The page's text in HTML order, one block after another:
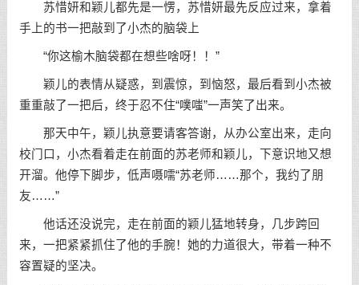
苏惜妍和颖儿都先是一愣，苏惜妍最先反应过来，拿着
手上的书一把敲到了小杰的脑袋上
“你这榆木脑袋都在想些啥呀！！”
颖儿的表情从疑惑，到震惊，到恼怒，最后看到小杰被
重重敲了一把后，终于忍不住“噗嗤”一声笑了出来。
那天中午，颖儿执意要请客答谢，从办公室出来，走向
校门口，小杰看着走在前面的苏老师和颖儿，下意识地又想
开溜。他停下脚步，低声嗫嚅“苏老师……那个，我约了朋
友……”
他话还没说完，走在前面的颖儿猛地转身，几步跨回
来，一把紧紧抓住了他的手腕！她的力道很大，带着一种不
容置疑的坚决。